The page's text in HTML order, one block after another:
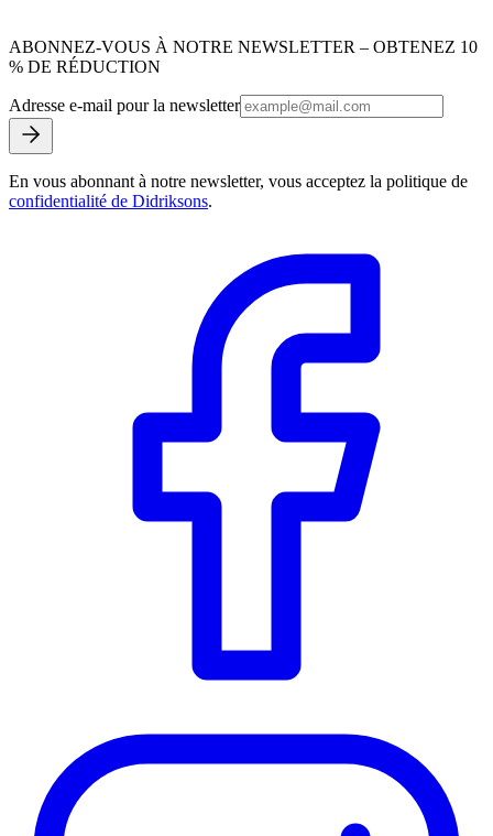
ABONNEZ-VOUS À NOTRE NEWSLETTER – OBTENEZ 10
% DE RÉDUCTION
Adresse e-mail pour la newsletter
En vous abonnant à notre newsletter, vous acceptez la politique de
confidentialité de Didriksons.